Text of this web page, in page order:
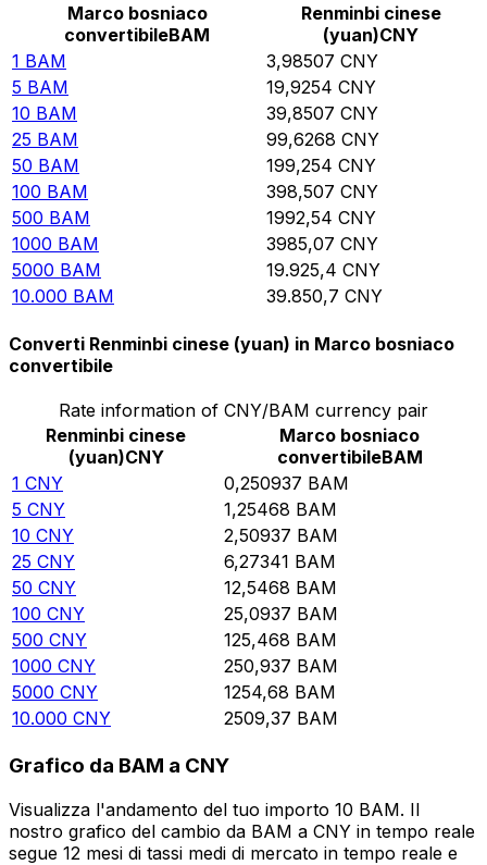
Marco bosniaco
convertibileBAM
Renminbi cinese
(yuan)CNY
1 BAM 3,98507 CNY
5 BAM 19,9254 CNY
10 BAM 39,8507 CNY
25 BAM 99,6268 CNY
50 BAM 199,254 CNY
100 BAM 398,507 CNY
500 BAM 1992,54 CNY
1000 BAM 3985,07 CNY
5000 BAM 19.925,4 CNY
10.000 BAM 39.850,7 CNY
Converti Renminbi cinese (yuan) in Marco bosniaco
convertibile
Rate information of CNY/BAM currency pair
Renminbi cinese
(yuan)CNY
Marco bosniaco
convertibileBAM
1 CNY 0,250937 BAM
5 CNY 1,25468 BAM
10 CNY 2,50937 BAM
25 CNY 6,27341 BAM
50 CNY 12,5468 BAM
100 CNY 25,0937 BAM
500 CNY 125,468 BAM
1000 CNY 250,937 BAM
5000 CNY 1254,68 BAM
10.000 CNY 2509,37 BAM
Grafico da BAM a CNY
Visualizza l'andamento del tuo importo 10 BAM. Il
nostro grafico del cambio da BAM a CNY in tempo reale
segue 12 mesi di tassi medi di mercato in tempo reale e